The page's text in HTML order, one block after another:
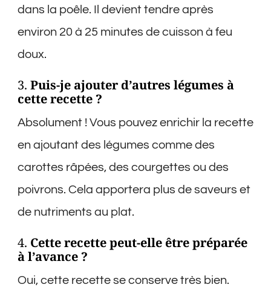
dans la poêle. Il devient tendre après
environ 20 à 25 minutes de cuisson à feu
doux.
3. Puis-je ajouter d’autres légumes à
cette recette ?
Absolument ! Vous pouvez enrichir la recette
en ajoutant des légumes comme des
carottes râpées, des courgettes ou des
poivrons. Cela apportera plus de saveurs et
de nutriments au plat.
4. Cette recette peut-elle être préparée
à l’avance ?
Oui, cette recette se conserve très bien.